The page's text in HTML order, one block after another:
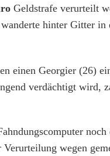
Geldstrafe verurteilt
hinter Gitter
einen Georgier (26)
verdächtigt wird,
Verurteilung wegen